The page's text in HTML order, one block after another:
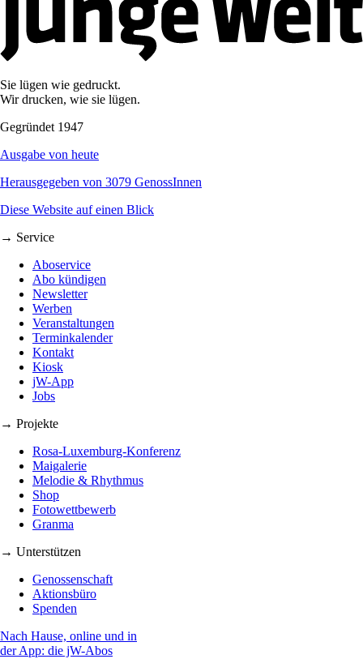
Sie lügen wie gedruckt.
Wir drucken, wie sie lügen.
Gegründet 1947
Ausgabe von heute
Herausgegeben von 3079 GenossInnen
Diese Website auf einen Blick
→ Service
Aboservice
Abo kündigen
Newsletter
Werben
Veranstaltungen
Terminkalender
Kontakt
Kiosk
jW-App
Jobs
→ Projekte
Rosa-Luxemburg-Konferenz
Maigalerie
Melodie & Rhythmus
Shop
Fotowettbewerb
Granma
→ Unterstützen
Genossenschaft
Aktionsbüro
Spenden
Nach Hause, online und in
der App: die jW-Abos